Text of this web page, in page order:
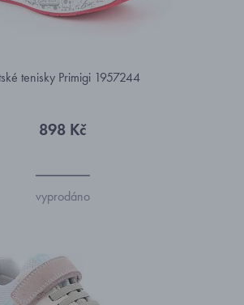
tenisky Primigi 1957244
898 Kč
vyprodáno